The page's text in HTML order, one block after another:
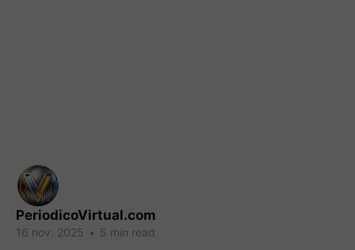
PeriodicoVirtual.com
16 nov. 2025 • 5 min read